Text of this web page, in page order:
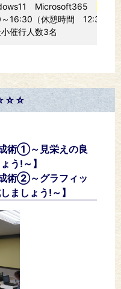
Microsoft365
16:30（休憩時間 12:30～
小催行人数3名
術①～見栄えの良
う!～】
術②～グラフィッ
ましょう!～】